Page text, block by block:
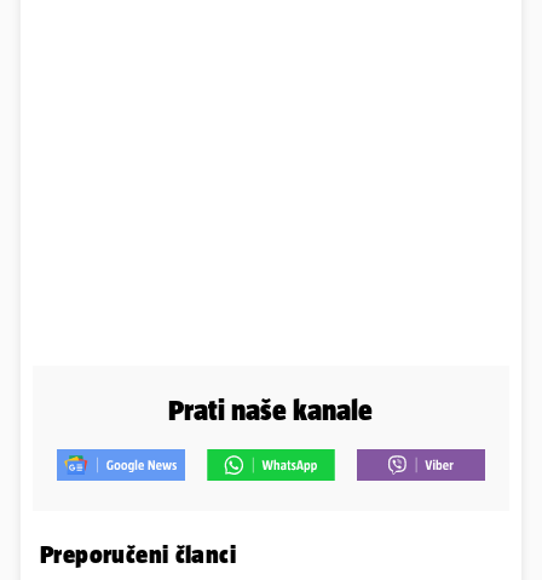
Prati naše kanale
Preporučeni članci